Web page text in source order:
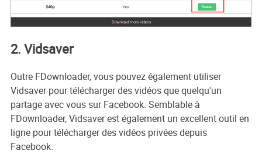
2. Vidsaver
Outre FDownloader, vous pouvez également utiliser
Vidsaver pour télécharger des vidéos que quelqu'un
partage avec vous sur Facebook. Semblable à
FDownloader, Vidsaver est également un excellent outil en
ligne pour télécharger des vidéos privées depuis
Facebook.